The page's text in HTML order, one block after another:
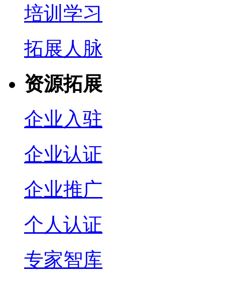
培训学习
拓展人脉
资源拓展
企业入驻
企业认证
企业推广
个人认证
专家智库